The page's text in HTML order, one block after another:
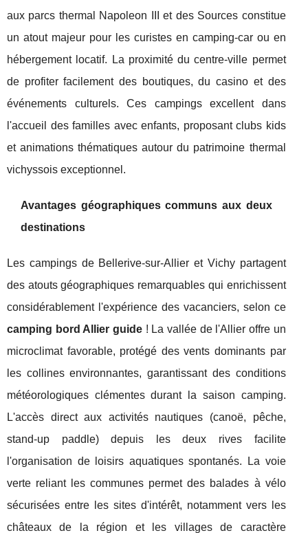
aux parcs thermal Napoleon III et des Sources constitue
un atout majeur pour les curistes en camping-car ou en
hébergement locatif. La proximité du centre-ville permet
de profiter facilement des boutiques, du casino et des
événements culturels. Ces campings excellent dans
l'accueil des familles avec enfants, proposant clubs kids
et animations thématiques autour du patrimoine thermal
vichyssois exceptionnel.
Avantages géographiques communs aux deux
destinations
Les campings de Bellerive-sur-Allier et Vichy partagent
des atouts géographiques remarquables qui enrichissent
considérablement l'expérience des vacanciers, selon ce
camping bord Allier guide! La vallée de l'Allier offre un
microclimat favorable, protégé des vents dominants par
les collines environnantes, garantissant des conditions
météorologiques clémentes durant la saison camping.
L'accès direct aux activités nautiques (canoë, pêche,
stand-up paddle) depuis les deux rives facilite
l'organisation de loisirs aquatiques spontanés. La voie
verte reliant les communes permet des balades à vélo
sécurisées entre les sites d'intérêt, notamment vers les
châteaux de la région et les villages de caractère